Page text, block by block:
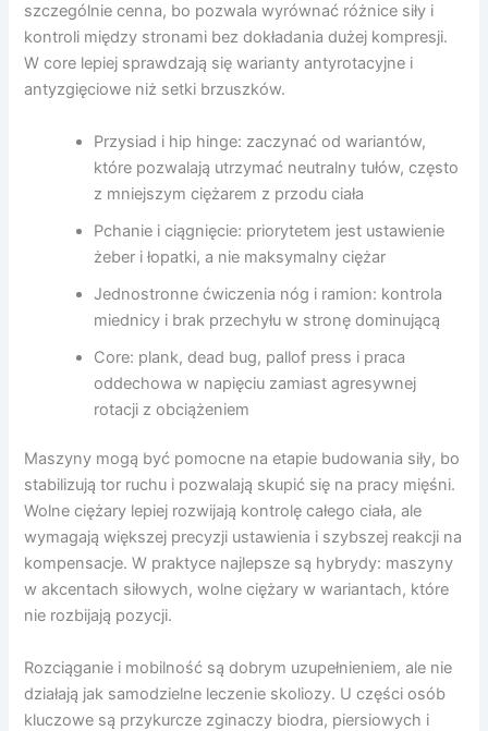
szczególnie cenna, bo pozwala wyrównać różnice siły i
kontroli między stronami bez dokładania dużej kompresji.
W core lepiej sprawdzają się warianty antyrotacyjne i
antyzgięciowe niż setki brzuszków.
Przysiad i hip hinge: zaczynać od wariantów,
które pozwalają utrzymać neutralny tułów, często
z mniejszym ciężarem z przodu ciała
Pchanie i ciągnięcie: priorytetem jest ustawienie
żeber i łopatki, a nie maksymalny ciężar
Jednostronne ćwiczenia nóg i ramion: kontrola
miednicy i brak przechyłu w stronę dominującą
Core: plank, dead bug, pallof press i praca
oddechowa w napięciu zamiast agresywnej
rotacji z obciążeniem
Maszyny mogą być pomocne na etapie budowania siły, bo
stabilizują tor ruchu i pozwalają skupić się na pracy mięśni.
Wolne ciężary lepiej rozwijają kontrolę całego ciała, ale
wymagają większej precyzji ustawienia i szybszej reakcji na
kompensacje. W praktyce najlepsze są hybrydy: maszyny
w akcentach siłowych, wolne ciężary w wariantach, które
nie rozbijają pozycji.
Rozciąganie i mobilność są dobrym uzupełnieniem, ale nie
działają jak samodzielne leczenie skoliozy. U części osób
kluczowe są przykurcze zginaczy biodra, piersiowych i